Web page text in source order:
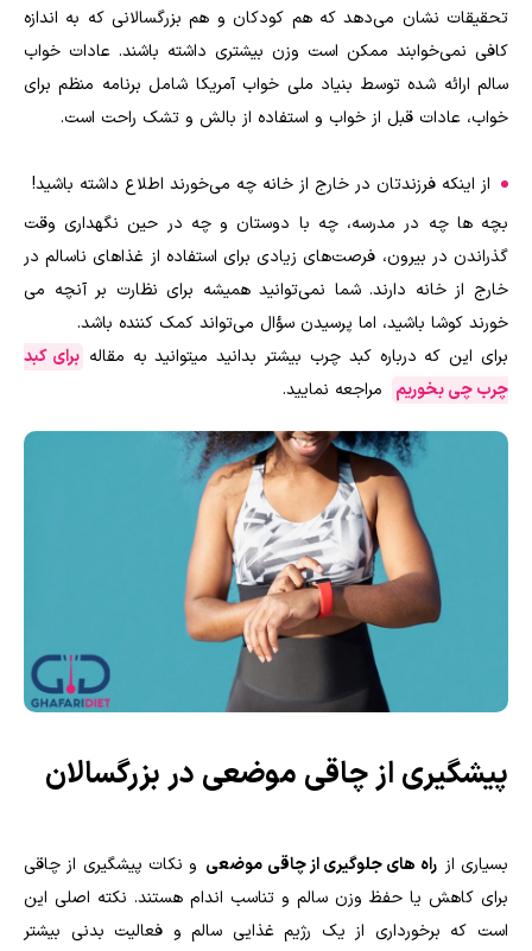
تحقیقات نشان می‌دهد که هم کودکان و هم بزرگسالانی که به اندازه
کافی نمی‌خوابند ممکن است وزن بیشتری داشته باشند. عادات خواب
سالم ارائه شده توسط بنیاد ملی خواب آمریکا شامل برنامه منظم برای
خواب، عادات قبل از خواب و استفاده از بالش و تشک راحت است.
از اینکه فرزندتان در خارج از خانه چه می‌خورند اطلاع داشته باشید!
بچه ها چه در مدرسه، چه با دوستان و چه در حین نگهداری وقت
گذراندن در بیرون، فرصت‌های زیادی برای استفاده از غذاهای ناسالم در
خارج از خانه دارند. شما نمی‌توانید همیشه برای نظارت بر آنچه می
خورند کوشا باشید، اما پرسیدن سؤال می‌تواند کمک کننده باشد.
برای این که درباره کبد چرب بیشتر بدانید میتوانید به مقاله برای کبد
چرب چی بخوریم
مراجعه نمایید.
پیشگیری از چاقی موضعی در بزرگسالان
بسیاری از راه های جلوگیری از چاقی موضعی و نکات پیشگیری از چاقی
برای کاهش یا حفظ وزن سالم و تناسب اندام هستند. نکته اصلی این
است که برخورداری از یک رژیم غذایی سالم و فعالیت بدنی بیشتر